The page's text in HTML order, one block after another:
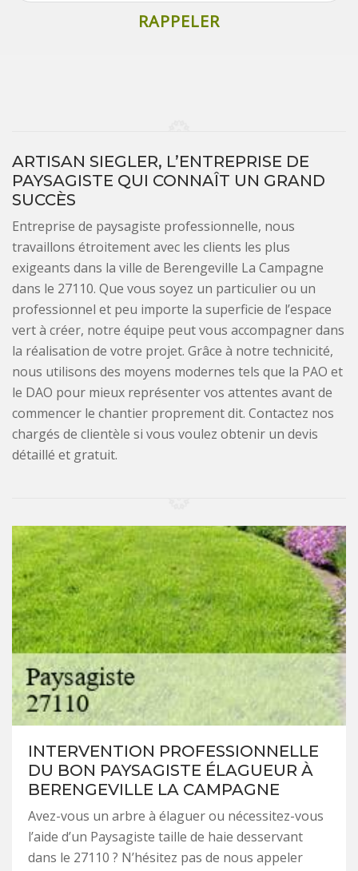
ARTISAN SIEGLER, L’ENTREPRISE DE
PAYSAGISTE QUI CONNAÎT UN GRAND
SUCCÈS
Entreprise de paysagiste professionnelle, nous
travaillons étroitement avec les clients les plus
exigeants dans la ville de Berengeville La Campagne
dans le 27110. Que vous soyez un particulier ou un
professionnel et peu importe la superficie de l’espace
vert à créer, notre équipe peut vous accompagner dans
la réalisation de votre projet. Grâce à notre technicité,
nous utilisons des moyens modernes tels que la PAO et
le DAO pour mieux représenter vos attentes avant de
commencer le chantier proprement dit. Contactez nos
chargés de clientèle si vous voulez obtenir un devis
détaillé et gratuit.
INTERVENTION PROFESSIONNELLE
DU BON PAYSAGISTE ÉLAGUEUR À
BERENGEVILLE LA CAMPAGNE
Avez-vous un arbre à élaguer ou nécessitez-vous
l’aide d’un Paysagiste taille de haie desservant
dans le 27110 ? N’hésitez pas de nous appeler